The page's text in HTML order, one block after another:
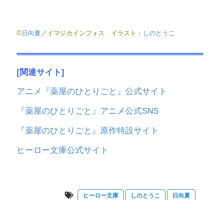
© 日向夏 ／イマジカインフォス イラスト： しのとうこ
[関連サイト]
アニメ『薬屋のひとりごと』公式サイト
『薬屋のひとりごと』アニメ公式SNS
『薬屋のひとりごと』原作特設サイト
ヒーロー文庫公式サイト
ヒーロー文庫 しのとうこ
日向夏